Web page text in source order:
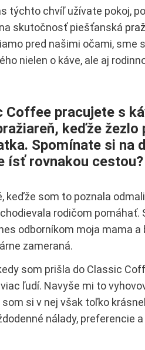
týchto chvíľ užívate pokoj,
skutočnosť piešťanská
pred našimi očami,
nielen o káve, ale aj
Coffee pracujete s
keďže
Spomínate si na
ísť rovnakou cestou?
som to poznala
rodičom pomáhať.
odborníkom moja mama
zameraná.
som prišla do Classic
ľudí. Navyše mi to
si v nej však toľko
nálady, preferencie